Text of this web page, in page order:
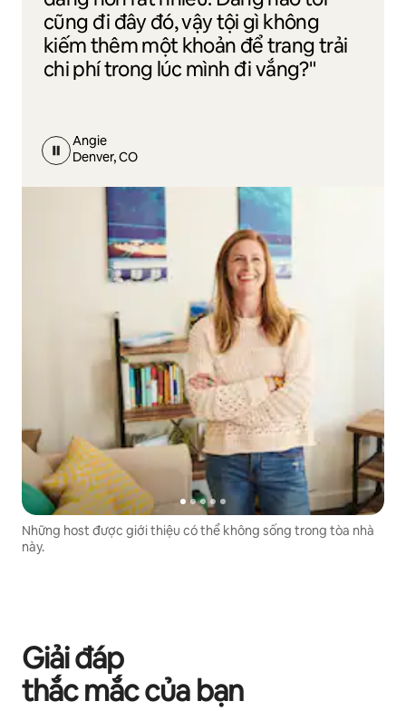
cũng đi đây đó, vậy tội gì không
kiếm thêm một khoản để trang trải
chi phí trong lúc mình đi vắng?"
Angie
Denver, CO
Những host được giới thiệu có thể không sống trong tòa nhà
này.
Giải đáp
thắc mắc của bạn